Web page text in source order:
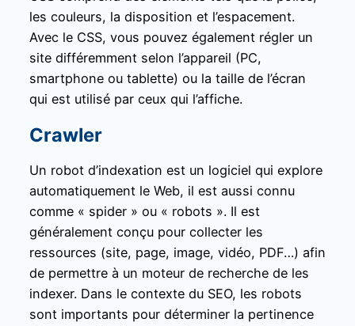
les couleurs, la disposition et l’espacement.
Avec le CSS, vous pouvez également régler un
site différemment selon l’appareil (PC,
smartphone ou tablette) ou la taille de l’écran
qui est utilisé par ceux qui l’affiche.
Crawler
Un robot d’indexation est un logiciel qui explore
automatiquement le Web, il est aussi connu
comme « spider » ou « robots ». Il est
généralement conçu pour collecter les
ressources (site, page, image, vidéo, PDF…) afin
de permettre à un moteur de recherche de les
indexer. Dans le contexte du SEO, les robots
sont importants pour déterminer la pertinence